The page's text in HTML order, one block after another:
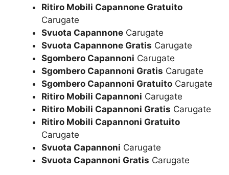
Ritiro Mobili Capannone Gratuito
Carugate
Svuota Capannone Carugate
Svuota Capannone Gratis Carugate
Sgombero Capannoni Carugate
Sgombero Capannoni Gratis Carugate
Sgombero Capannoni Gratuito Carugate
Ritiro Mobili Capannoni Carugate
Ritiro Mobili Capannoni Gratis Carugate
Ritiro Mobili Capannoni Gratuito
Carugate
Svuota Capannoni Carugate
Svuota Capannoni Gratis Carugate